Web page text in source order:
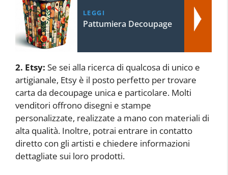
LEGGI
Pattumiera Decoupage
2. Etsy: Se sei alla ricerca di qualcosa di unico e
artigianale, Etsy è il posto perfetto per trovare
carta da decoupage unica e particolare. Molti
venditori offrono disegni e stampe
personalizzate, realizzate a mano con materiali di
alta qualità. Inoltre, potrai entrare in contatto
diretto con gli artisti e chiedere informazioni
dettagliate sui loro prodotti.